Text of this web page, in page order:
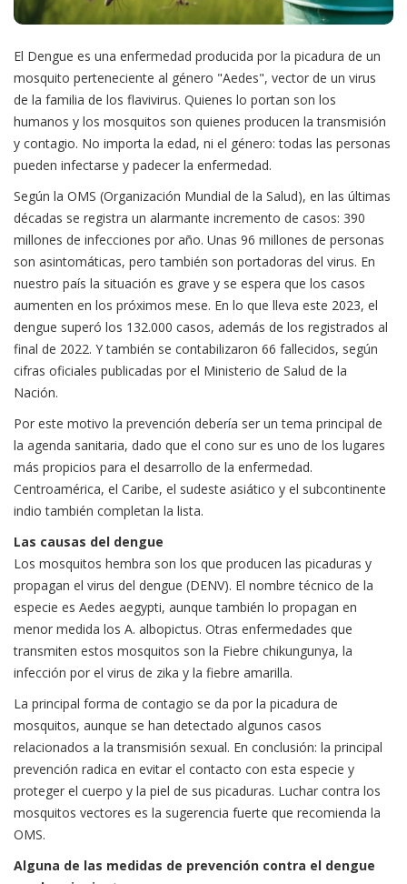
El Dengue es una enfermedad producida por la picadura de un
mosquito perteneciente al género "Aedes", vector de un virus
de la familia de los flavivirus. Quienes lo portan son los
humanos y los mosquitos son quienes producen la transmisión
y contagio. No importa la edad, ni el género: todas las personas
pueden infectarse y padecer la enfermedad.
Según la OMS (Organización Mundial de la Salud), en las últimas
décadas se registra un alarmante incremento de casos: 390
millones de infecciones por año. Unas 96 millones de personas
son asintomáticas, pero también son portadoras del virus. En
nuestro país la situación es grave y se espera que los casos
aumenten en los próximos mese. En lo que lleva este 2023, el
dengue superó los 132.000 casos, además de los registrados al
final de 2022. Y también se contabilizaron 66 fallecidos, según
cifras oficiales publicadas por el Ministerio de Salud de la
Nación.
Por este motivo la prevención debería ser un tema principal de
la agenda sanitaria, dado que el cono sur es uno de los lugares
más propicios para el desarrollo de la enfermedad.
Centroamérica, el Caribe, el sudeste asiático y el subcontinente
indio también completan la lista.
Las causas del dengue
Los mosquitos hembra son los que producen las picaduras y
propagan el virus del dengue (DENV). El nombre técnico de la
especie es Aedes aegypti, aunque también lo propagan en
menor medida los A. albopictus. Otras enfermedades que
transmiten estos mosquitos son la Fiebre chikungunya, la
infección por el virus de zika y la fiebre amarilla.
La principal forma de contagio se da por la picadura de
mosquitos, aunque se han detectado algunos casos
relacionados a la transmisión sexual. En conclusión: la principal
prevención radica en evitar el contacto con esta especie y
proteger el cuerpo y la piel de sus picaduras. Luchar contra los
mosquitos vectores es la sugerencia fuerte que recomienda la
OMS.
Alguna de las medidas de prevención contra el dengue